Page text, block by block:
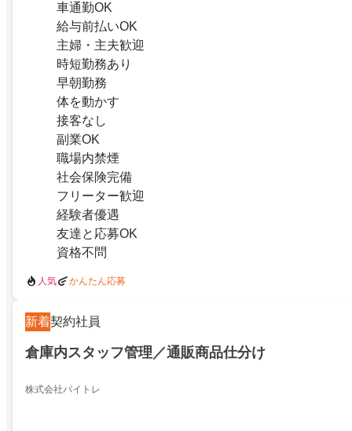
車通勤OK
給与前払いOK
主婦・主夫歓迎
時短勤務あり
早朝勤務
体を動かす
接客なし
副業OK
職場内禁煙
社会保険完備
フリーター歓迎
経験者優遇
友達と応募OK
資格不問
人気 かんたん応募
新着契約社員
倉庫内スタッフ管理／通販商品仕分け
株式会社バイトレ